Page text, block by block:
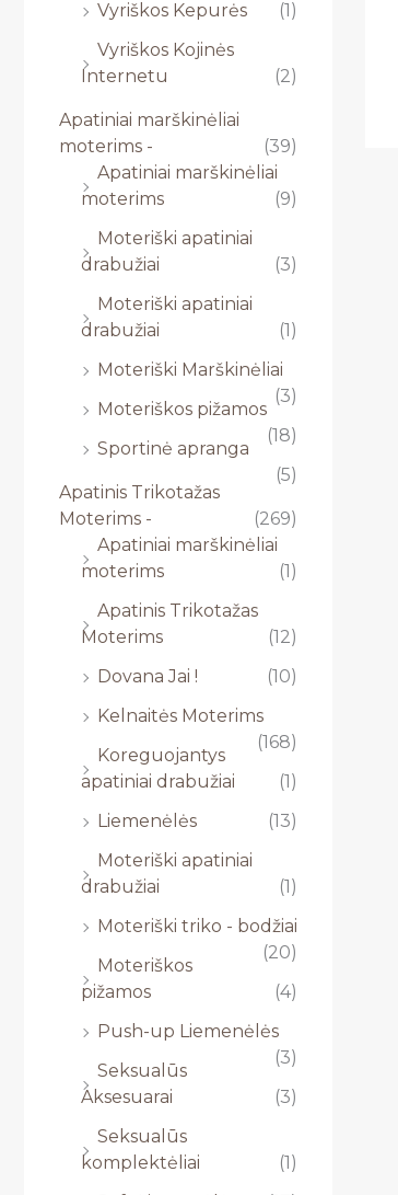
Vyriškos Kepurės
(1)
Vyriškos Kojinės
Internetu
(2)
Apatiniai marškinėliai
moterims -
(39)
Apatiniai marškinėliai
moterims
(9)
Moteriški apatiniai
drabužiai
(3)
Moteriški apatiniai
drabužiai
(1)
Moteriški Marškinėliai
(3)
Moteriškos pižamos
(18)
Sportinė apranga
(5)
Apatinis Trikotažas
Moterims -
(269)
Apatiniai marškinėliai
moterims
(1)
Apatinis Trikotažas
Moterims
(12)
Dovana Jai !
(10)
Kelnaitės Moterims
(168)
Koreguojantys
apatiniai drabužiai
(1)
Liemenėlės
(13)
Moteriški apatiniai
drabužiai
(1)
Moteriški triko - bodžiai
(20)
Moteriškos
pižamos
(4)
Push-up Liemenėlės
(3)
Seksualūs
Aksesuarai
(3)
Seksualūs
komplektėliai
(1)